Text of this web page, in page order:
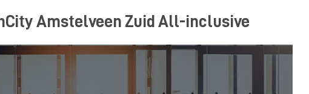
Amstelveen Zuid All-inclusive